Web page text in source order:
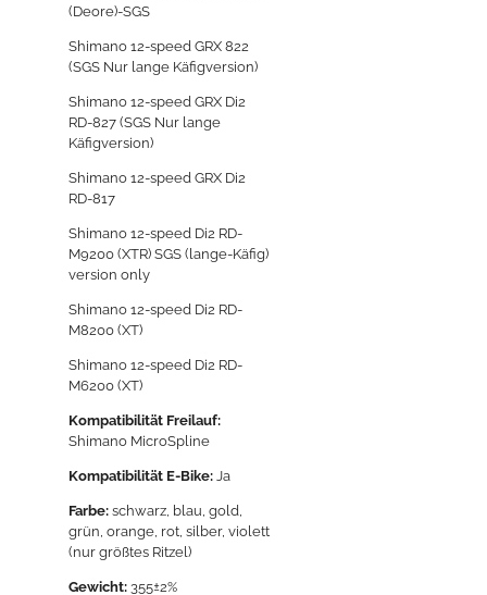
(Deore)-SGS
Shimano 12-speed GRX 822
(SGS Nur lange Käfigversion)​
Shimano 12-speed GRX Di2
RD-827 (SGS Nur lange
Käfigversion)
Shimano 12-speed GRX Di2
RD-817
Shimano 12-speed Di2 RD-
M9200 (XTR) SGS (lange-Käfig)
version only
Shimano 12-speed Di2 RD-
M8200 (XT)
Shimano 12-speed Di2 RD-
M6200 (XT)
Kompatibilität Freilauf:
Shimano MicroSpline
Kompatibilität E-Bike:Ja
Farbe:schwarz, blau, gold,
grün, orange, rot, silber, violett
(nur größtes Ritzel)
Gewicht:355±2%